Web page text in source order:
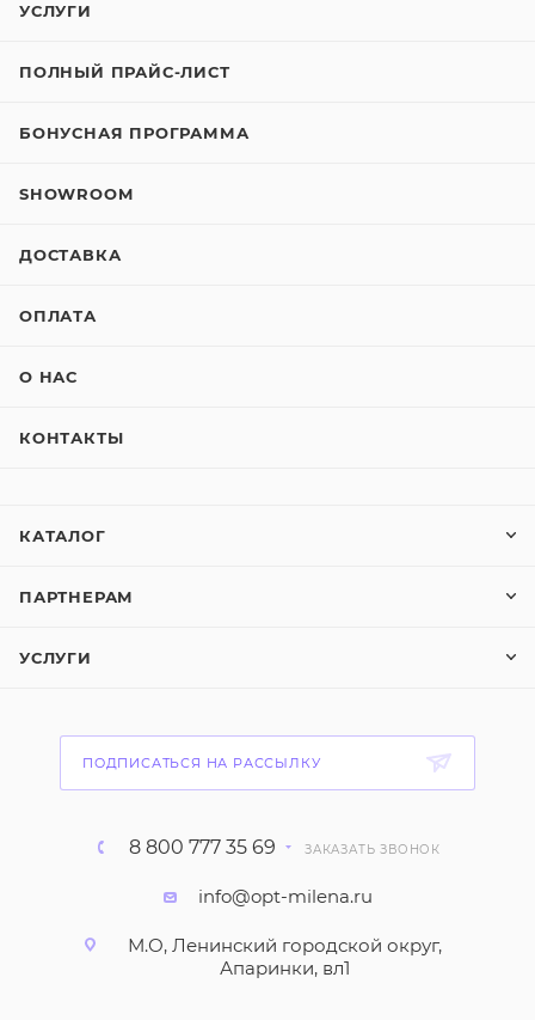
УСЛУГИ
ПОЛНЫЙ ПРАЙС-ЛИСТ
БОНУСНАЯ ПРОГРАММА
SHOWROOM
ДОСТАВКА
ОПЛАТА
О НАС
КОНТАКТЫ
КАТАЛОГ
ПАРТНЕРАМ
УСЛУГИ
ПОДПИСАТЬСЯ НА РАССЫЛКУ
8 800 777 35 69 ЗАКАЗАТЬ ЗВОНОК
info@opt-milena.ru
М.О, Ленинский городской округ,
Апаринки, вл1